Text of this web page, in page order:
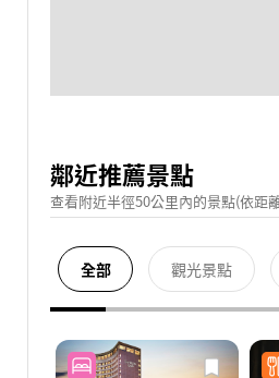
鄰近推薦景點
查看附近半徑50公里內的景點(依距
全部 觀光景點